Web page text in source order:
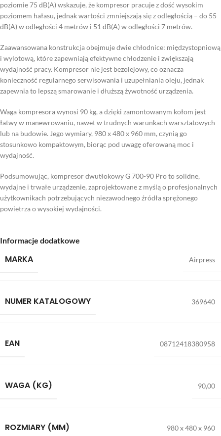
poziomie 75 dB(A) wskazuje, że kompresor pracuje z dość wysokim
poziomem hałasu, jednak wartości zmniejszają się z odległością – do 55
dB(A) w odległości 4 metrów i 51 dB(A) w odległości 7 metrów.
Zaawansowana konstrukcja obejmuje dwie chłodnice: międzystopniową
i wylotową, które zapewniają efektywne chłodzenie i zwiększają
wydajność pracy. Kompresor nie jest bezolejowy, co oznacza
konieczność regularnego serwisowania i uzupełniania oleju, jednak
zapewnia to lepszą smarowanie i dłuższą żywotność urządzenia.
Waga kompresora wynosi 90 kg, a dzięki zamontowanym kołom jest
łatwy w manewrowaniu, nawet w trudnych warunkach warsztatowych
lub na budowie. Jego wymiary, 980 x 480 x 960 mm, czynią go
stosunkowo kompaktowym, biorąc pod uwagę oferowaną moc i
wydajność.
Podsumowując, kompresor dwutłokowy G 700-90 Pro to solidne,
wydajne i trwałe urządzenie, zaprojektowane z myślą o profesjonalnych
użytkownikach potrzebujących niezawodnego źródła sprężonego
powietrza o wysokiej wydajności.
Informacje dodatkowe
MARKA Airpress
NUMER KATALOGOWY 369640
EAN 08712418380958
WAGA (KG) 90,00
ROZMIARY (MM) 980 x 480 x 960